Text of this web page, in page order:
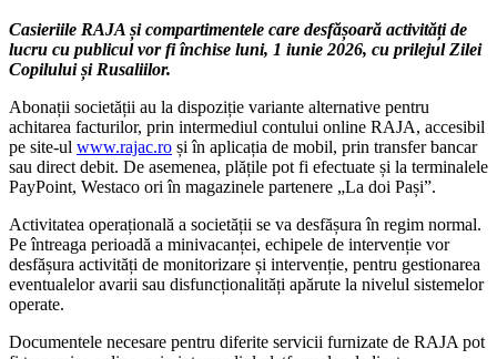
Casieriile RAJA și compartimentele care desfășoară activități de
lucru cu publicul vor fi închise luni, 1 iunie 2026, cu prilejul Zilei
Copilului și Rusaliilor.
Abonații societății au la dispoziție variante alternative pentru
achitarea facturilor, prin intermediul contului online RAJA, accesibil
pe site-ul www.rajac.ro și în aplicația de mobil, prin transfer bancar
sau direct debit. De asemenea, plățile pot fi efectuate și la terminalele
PayPoint, Westaco ori în magazinele partenere „La doi Pași”.
Activitatea operațională a societății se va desfășura în regim normal.
Pe întreaga perioadă a minivacanței, echipele de intervenție vor
desfășura activități de monitorizare și intervenție, pentru gestionarea
eventualelor avarii sau disfuncționalități apărute la nivelul sistemelor
operate.
Documentele necesare pentru diferite servicii furnizate de RAJA pot